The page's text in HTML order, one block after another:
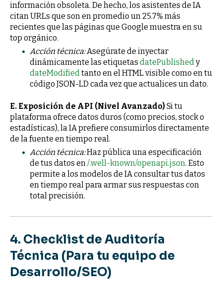
información obsoleta. De hecho, los asistentes de IA
citan URLs que son en promedio un 25.7% más
recientes que las páginas que Google muestra en su
top orgánico.
Acción técnica:Asegúrate de inyectar
dinámicamente las etiquetas datePublishedy
dateModifiedtanto en el HTML visible como en tu
código JSON-LD cada vez que actualices un dato.
E. Exposición de API (Nivel Avanzado)Si tu
plataforma ofrece datos duros (como precios, stock o
estadísticas), la IA prefiere consumirlos directamente
de la fuente en tiempo real.
Acción técnica:Haz pública una especificación
de tus datos en /.well-known/openapi.json. Esto
permite a los modelos de IA consultar tus datos
en tiempo real para armar sus respuestas con
total precisión.
4. Checklist de Auditoría
Técnica (Para tu equipo de
Desarrollo/SEO)